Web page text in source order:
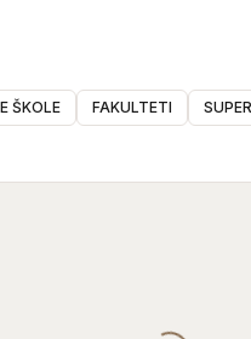
ŠKOLE FAKULTETI